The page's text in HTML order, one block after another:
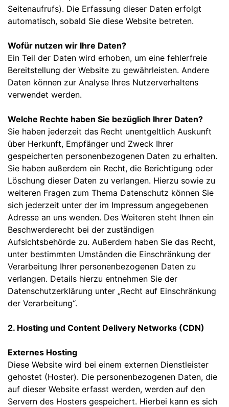
Seitenaufrufs). Die Erfassung dieser Daten erfolgt
automatisch, sobald Sie diese Website betreten.
Wofür nutzen wir Ihre Daten?
Ein Teil der Daten wird erhoben, um eine fehlerfreie
Bereitstellung der Website zu gewährleisten. Andere
Daten können zur Analyse Ihres Nutzerverhaltens
verwendet werden.
Welche Rechte haben Sie bezüglich Ihrer Daten?
Sie haben jederzeit das Recht unentgeltlich Auskunft
über Herkunft, Empfänger und Zweck Ihrer
gespeicherten personenbezogenen Daten zu erhalten.
Sie haben außerdem ein Recht, die Berichtigung oder
Löschung dieser Daten zu verlangen. Hierzu sowie zu
weiteren Fragen zum Thema Datenschutz können Sie
sich jederzeit unter der im Impressum angegebenen
Adresse an uns wenden. Des Weiteren steht Ihnen ein
Beschwerderecht bei der zuständigen
Aufsichtsbehörde zu. Außerdem haben Sie das Recht,
unter bestimmten Umständen die Einschränkung der
Verarbeitung Ihrer personenbezogenen Daten zu
verlangen. Details hierzu entnehmen Sie der
Datenschutzerklärung unter „Recht auf Einschränkung
der Verarbeitung“.
2. Hosting und Content Delivery Networks (CDN)
Externes Hosting
Diese Website wird bei einem externen Dienstleister
gehostet (Hoster). Die personenbezogenen Daten, die
auf dieser Website erfasst werden, werden auf den
Servern des Hosters gespeichert. Hierbei kann es sich